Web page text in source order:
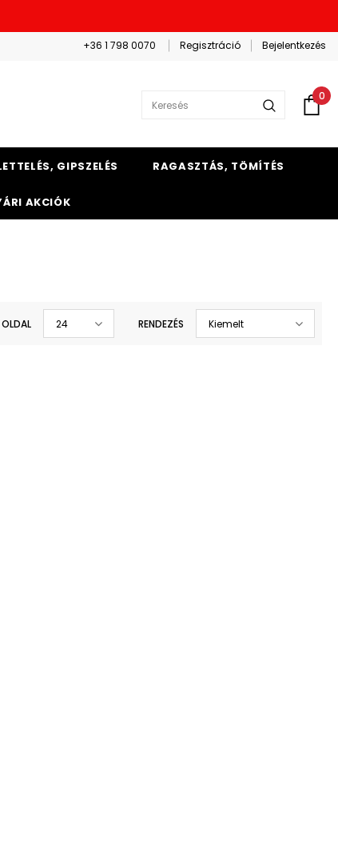
+36 1 798 0070 Regisztráció Bejelentkezés
0
GIPSZELÉS RAGASZTÁS, TÖMÍTÉS
AKCIÓK
24 RENDEZÉS Kiemelt